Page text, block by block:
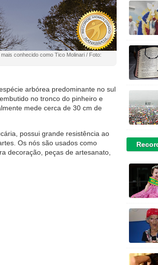
conhecido como Tico Molinari / Foto:
arbórea predominante no sul
no tronco do pinheiro e
mede cerca de 30 cm de
possui grande resistência ao
Os nós são usados como
decoração, peças de artesanato,